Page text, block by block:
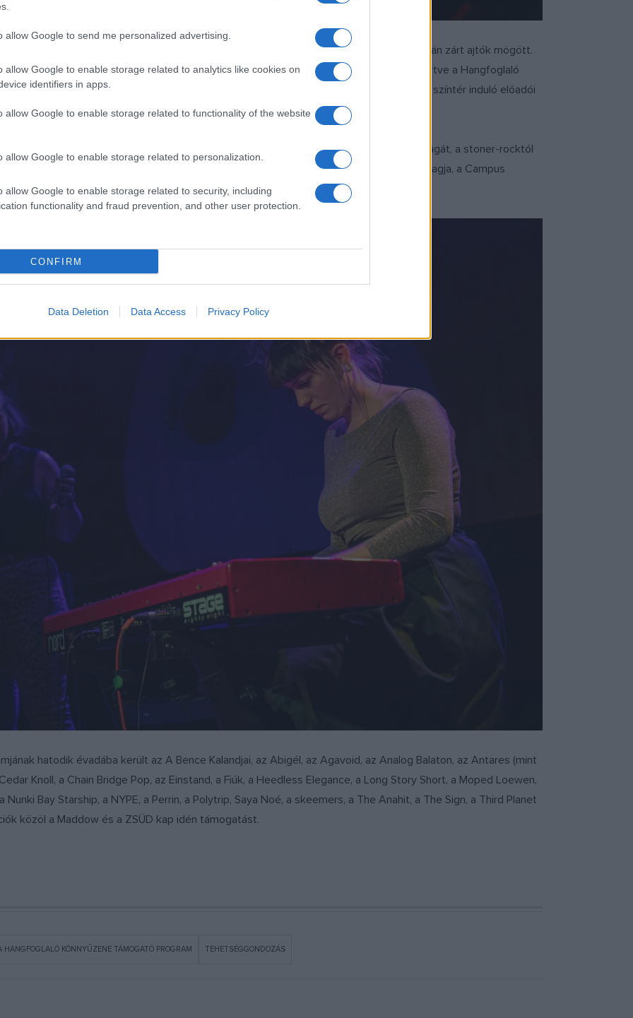
allow Google to send me personalized advertising.
allow Google to enable storage related to analytics like cookies on
identifiers in apps.
allow Google to enable storage related to functionality of the website
allow Google to enable storage related to personalization.
allow Google to enable storage related to security, including
functionality and fraud prevention, and other user protection.
CONFIRM
Data Deletion Data Access Privacy Policy
közepén négy napon át hallgatta meg élőben a tizenöt tagú zsűri a Dürer Kert színpadán zárt ajtók mögött.
hogy koncerthelyzetben is bizonyítsa felkészültségét. A zsűri ajánlásával egyetértve a Hangfoglaló
25 produkciónak ítélte meg a 2-2 millió forintos támogatást. Az elektronikus zenei színtér induló előadói
− további két produkció részesül 1,5-1,5 millió forintos támogatásban.
legjobb hangulatú meghallgatáson vettünk részt. Szinte minden műfaj képviseltette magát, a stoner-rocktól
felkészültek, stílusosak és tudatosak is voltak" − fogalmazott Süli András, a zsűri tagja, a Campus
hatodik évadába került az A Bence Kalandjai, az Abigél, az Agavoid, az Analog Balaton, az Antares (mint
Knoll, a Chain Bridge Pop, az Einstand, a Fiúk, a Heedless Elegance, a Long Story Short, a Moped Loewen,
Bay Starship, a NYPE, a Perrin, a Polytrip, Saya Noé, a skeemers, a The Anahit, a The Sign, a Third Planet
közöl a Maddow és a ZSÜD kap idén támogatást.
HANGFOGLALÓ KÖNNYŰZENE TÁMOGATÓ PROGRAM TEHETSÉGGONDOZÁS